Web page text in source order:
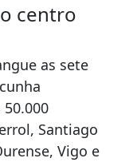
centro
as sete
Santiago
Vigo e